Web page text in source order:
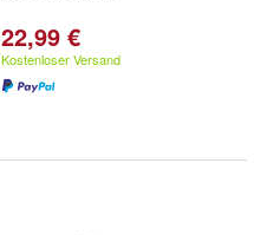
22,99 €
Kostenloser Versand